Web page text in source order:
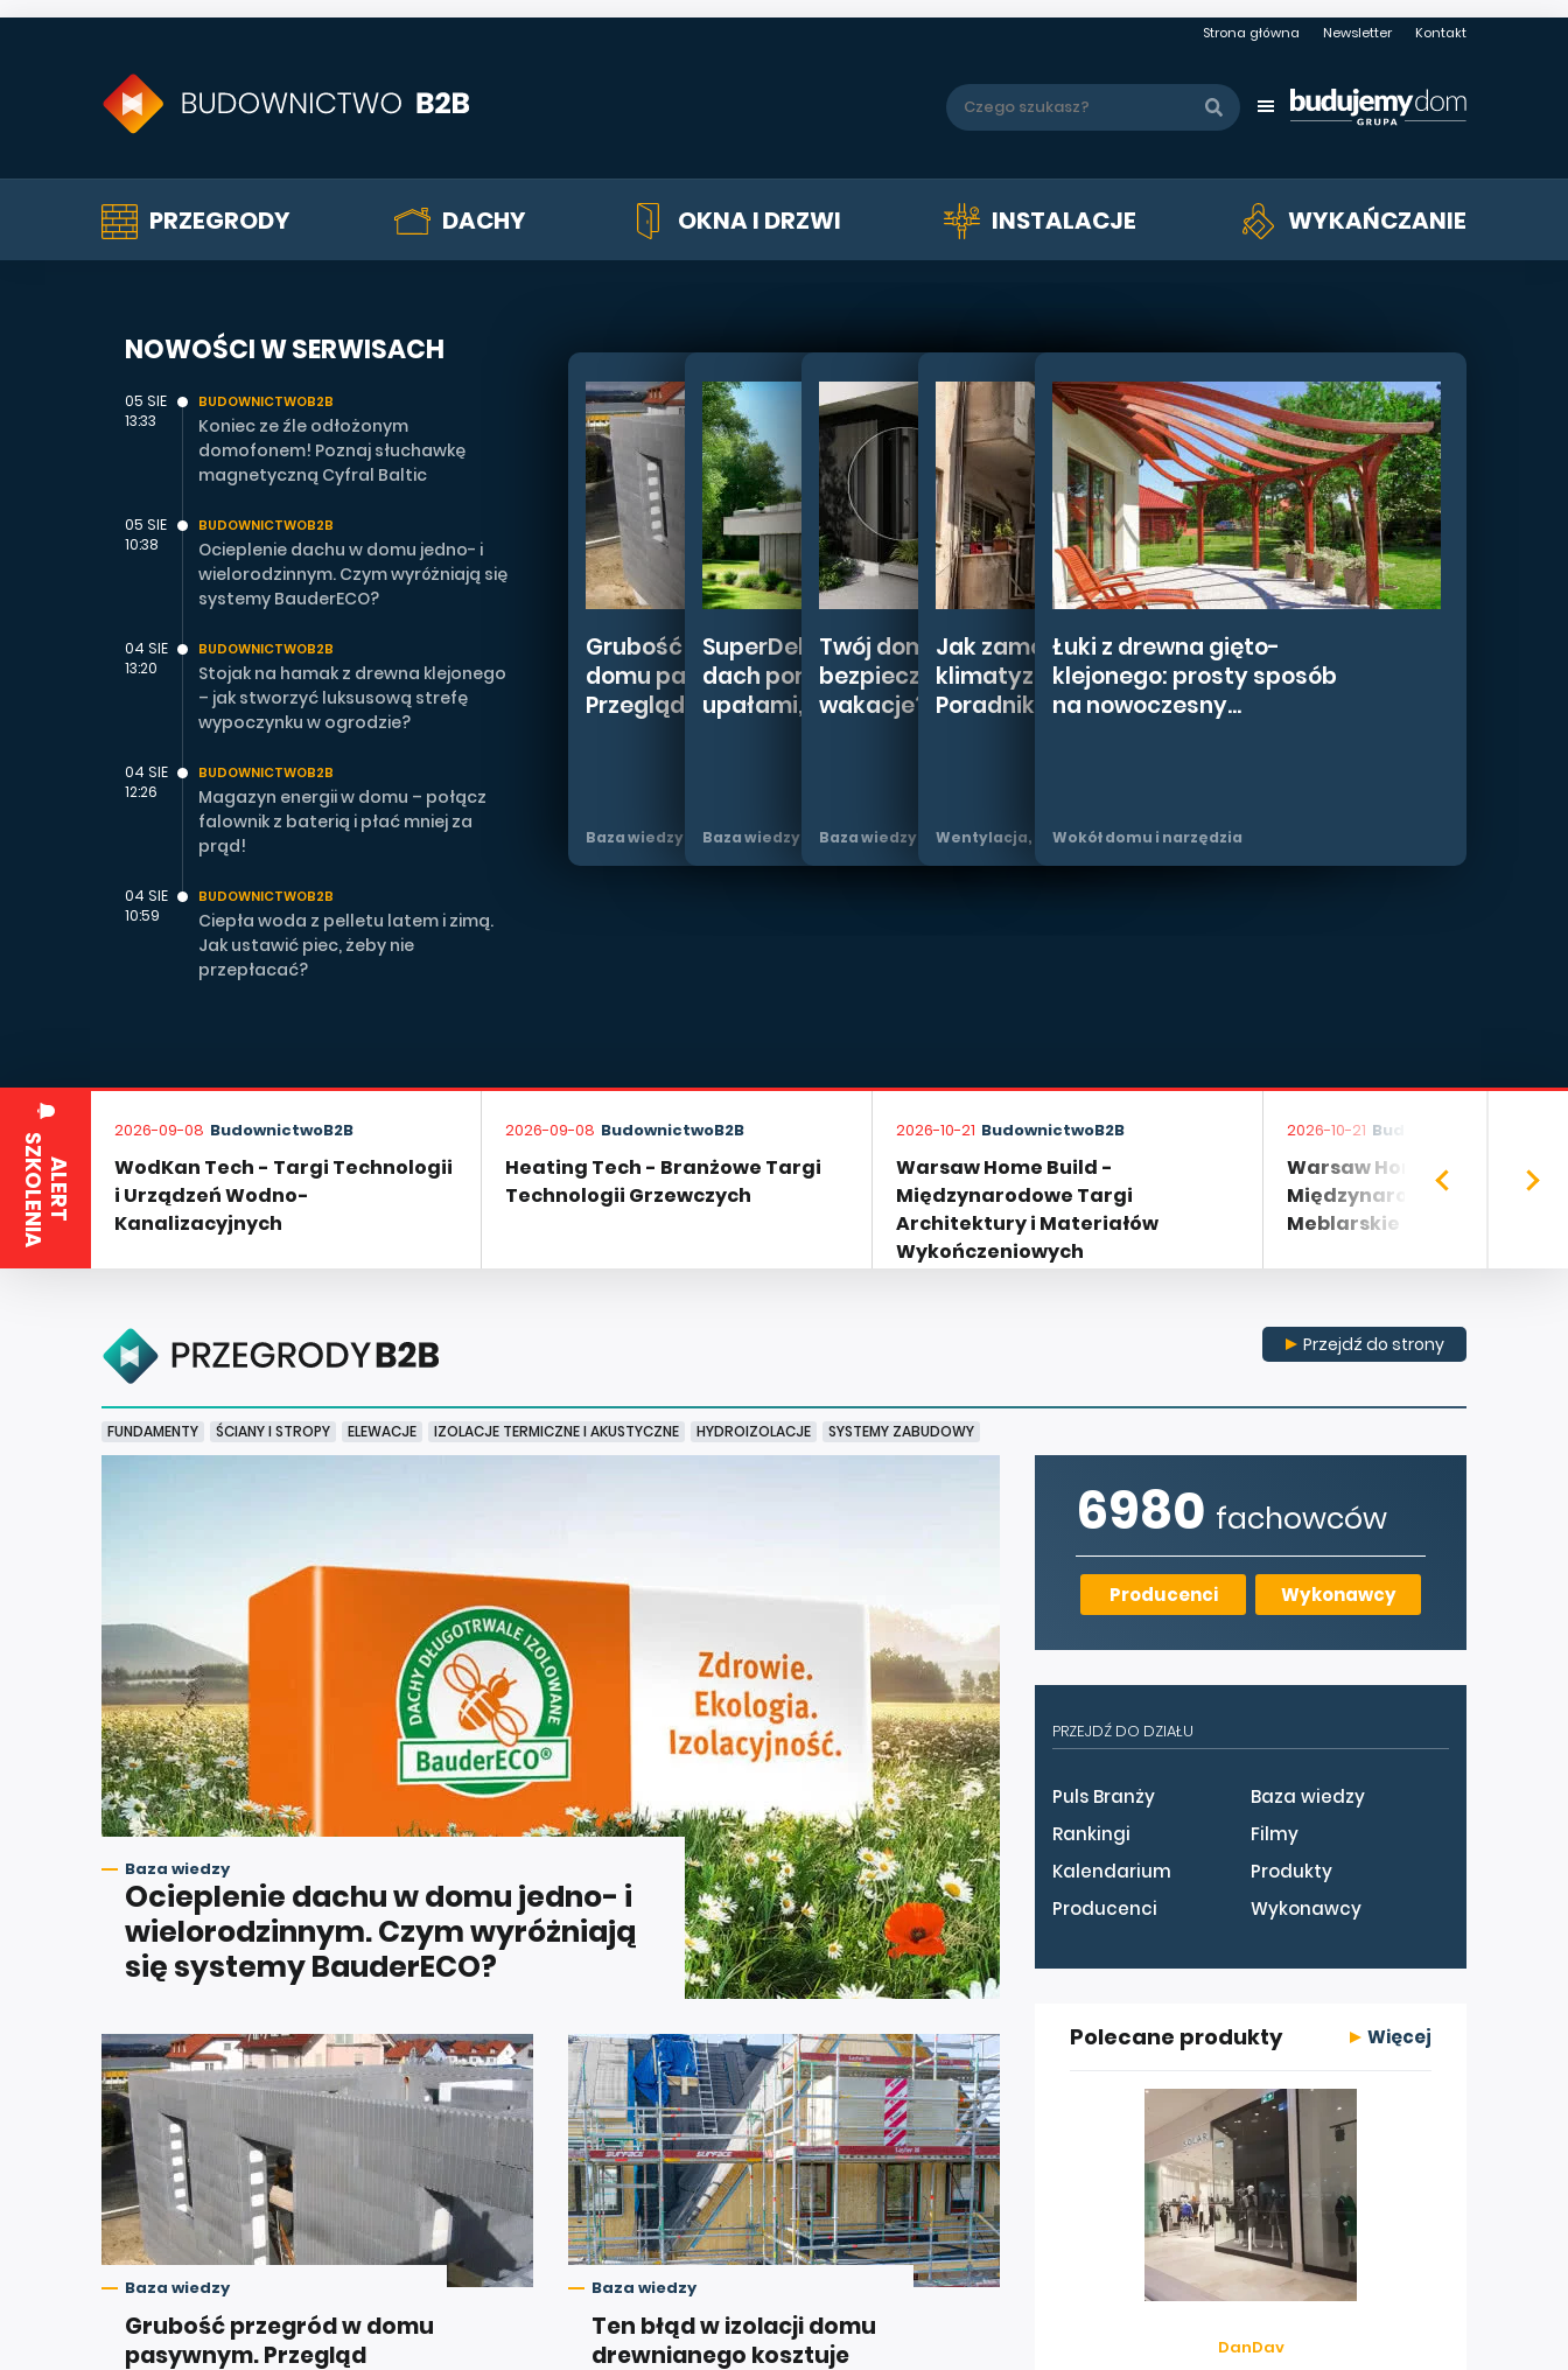
Strona główna Newsletter Kontakt
PRZEGRODY DACHY OKNA I DRZWI INSTALACJE WYKAŃCZANIE
NOWOŚCI W SERWISACH
05 SIE
13:33
BUDOWNICTWOB2B
Koniec ze źle odłożonym
domofonem! Poznaj słuchawkę
magnetyczną Cyfral Baltic
05 SIE
10:38
BUDOWNICTWOB2B
Ocieplenie dachu w domu jedno- i
wielorodzinnym. Czym wyróżniają się
systemy BauderECO?
04 SIE
13:20
BUDOWNICTWOB2B
Stojak na hamak z drewna klejonego
– jak stworzyć luksusową strefę
wypoczynku w ogrodzie?
04 SIE
12:26
BUDOWNICTWOB2B
Magazyn energii w domu – połącz
falownik z baterią i płać mniej za
prąd!
04 SIE
10:59
BUDOWNICTWOB2B
Ciepła woda z pelletu latem i zimą.
Jak ustawić piec, żeby nie
przepłacać?
Grubość przegród w
domu pasywnym.
Przegląd nowoczesnych...
Baza wiedzy
SuperDekarz poleca: jaki
dach poradzi sobie z
upałami,...
Baza wiedzy
Twój dom w telefonie: jak
bezpiecznie wyjechać na
wakacje?
Baza wiedzy
Jak zamontować
klimatyzację w bloku?
Poradnik krok po kroku
Wentylacja, klimatyzacja
Łuki z drewna gięto-
klejonego: prosty sposób
na nowoczesny...
Wokół domu i narzędzia
A
L
E
R
T
SZ
K
O
L
E
N
I
A
2026-09-08 BudownictwoB2B
WodKan Tech - Targi Technologii
i Urządzeń Wodno-
Kanalizacyjnych
2026-09-08 BudownictwoB2B
Heating Tech - Branżowe Targi
Technologii Grzewczych
2026-10-21 BudownictwoB2B
Warsaw Home Build -
Międzynarodowe Targi
Architektury i Materiałów
Wykończeniowych
2026-10-21 BudownictwoB2B
Warsaw Home Furniture -
Międzynarodowe
Meblarskie
Przejdź do strony
FUNDAMENTY ŚCIANY I STROPY ELEWACJE IZOLACJE TERMICZNE I AKUSTYCZNE HYDROIZOLACJE SYSTEMY ZABUDOWY
Baza wiedzy
Ocieplenie dachu w domu jedno- i
wielorodzinnym. Czym wyróżniają
się systemy BauderECO?
Baza wiedzy
Grubość przegród w domu
pasywnym. Przegląd
Baza wiedzy
Ten błąd w izolacji domu
drewnianego kosztuje
6980 fachowców
Producenci Wykonawcy
PRZEJDŹ DO DZIAŁU
Puls Branży
Baza wiedzy
Rankingi
Filmy
Kalendarium
Produkty
Producenci
Wykonawcy
Polecane produkty Więcej
DanDav